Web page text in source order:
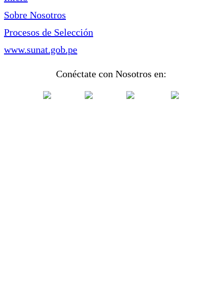
Sobre Nosotros
Procesos de Selección
www.sunat.gob.pe
Conéctate con Nosotros en: